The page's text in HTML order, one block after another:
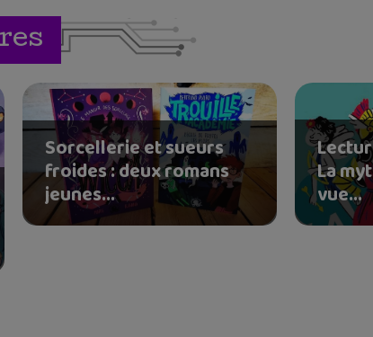
Sorcellerie et sueurs
froides : deux romans
jeunes...
La
vue...